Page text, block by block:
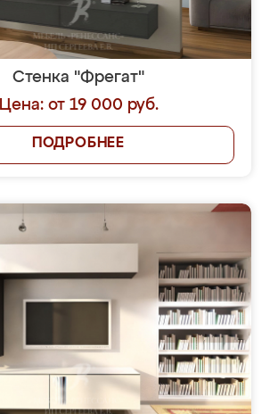
Стенка "Фрегат"
Цена: от 19 000 руб.
ПОДРОБНЕЕ